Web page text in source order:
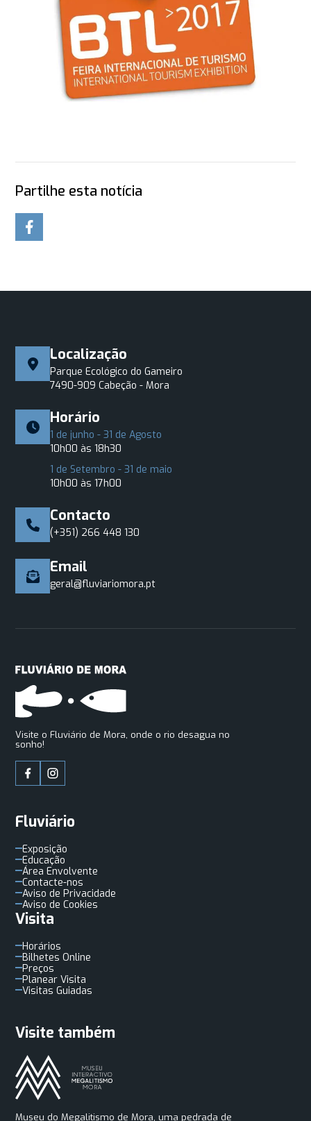
Partilhe esta notícia
Localização
Parque Ecológico do Gameiro
7490-909 Cabeção - Mora
Horário
1 de junho - 31 de Agosto
10h00 às 18h30
1 de Setembro - 31 de maio
10h00 às 17h00
Contacto
(+351) 266 448 130
Email
geral@fluviariomora.pt
Visite o Fluviário de Mora, onde o rio desagua no
sonho!
Fluviário
Exposição
Educação
Área Envolvente
Contacte-nos
Aviso de Privacidade
Aviso de Cookies
Visita
Horários
Bilhetes Online
Preços
Planear Visita
Visitas Guiadas
Visite também
Museu do Megalitismo de Mora, uma pedrada de